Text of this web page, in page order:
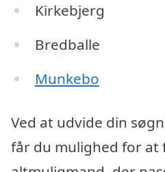
Kirkebjerg
Bredballe
Munkebo
Ved at udvide din
får du mulighed for at